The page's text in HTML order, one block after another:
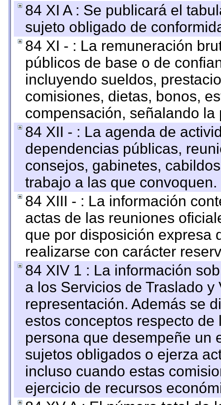
84 XI A : Se publicará el
sujeto obligado de
84 XI - : La remuneración
públicos de base o de
incluyendo sueldos,
comisiones, dietas, bonos,
compensación, señalando
84 XII - : La agenda de
dependencias públicas,
consejos, gabinetes,
trabajo a las que convoquen.
84 XIII - : La información
actas de las reuniones
que por disposición expresa
realizarse con carácter
84 XIV 1 : La información
a los Servicios de Traslado
representación. Además se
estos conceptos respecto
persona que desempeñe un
sujetos obligados o ejerza
incluso cuando estas
ejercicio de recursos